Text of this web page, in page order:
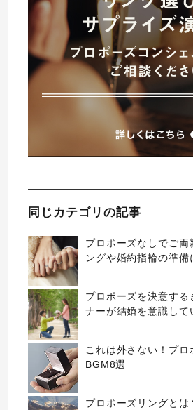
同じカテゴリの記事
プロポーズなしでご両
ングや婚約指輪の準備
プロポーズを決意する
ナーが結婚を意識して
これは外さない！プロ
BGM8選
プロポーズリングとは